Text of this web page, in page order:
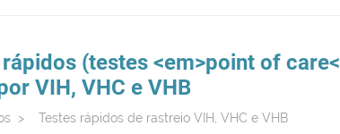
rápidos (testes <em>point of
VIH, VHC e VHB
> Testes rápidos de rastreio VIH, VHC e VHB